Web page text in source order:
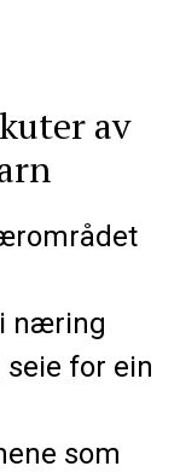
av
næring
for ein
som